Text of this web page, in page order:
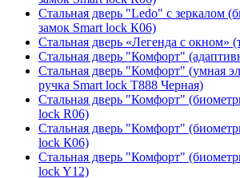
Стальная дверь "Ledo" с зеркалом
замок Smart lock К06)
Стальная дверь «Легенда с окном»
Стальная дверь "Комфорт"
Стальная дверь "Комфорт" (умная
ручка Smart lock T888 Черная)
Стальная дверь "Комфорт"
lock R06)
Стальная дверь "Комфорт"
lock К06)
Стальная дверь "Комфорт"
lock Y12)